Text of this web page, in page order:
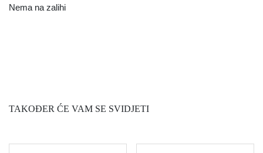
Nema na zalihi
TAKOĐER ĆE VAM SE SVIDJETI